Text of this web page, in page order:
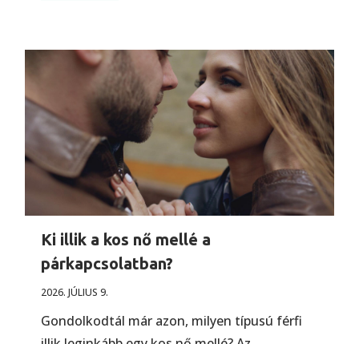
Ki illik a kos nő mellé a
párkapcsolatban?
2026. JÚLIUS 9.
Gondolkodtál már azon, milyen típusú férfi